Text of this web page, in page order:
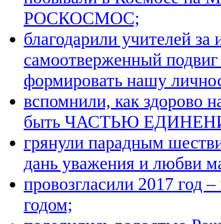
РОСКОСМОС;
благодарили учителей за
самоотверженный
формировать нашу
вспомнили, как здорово
быть ЧАСТЬЮ
грянули парадным
дань уважения и любви
провозгласили 2017 год
годом;